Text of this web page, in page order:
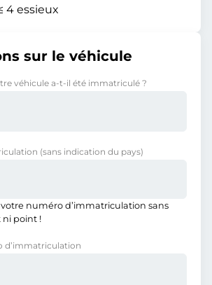
4 essieux
sur le véhicule
véhicule a-t-il été immatriculé ?
(sans indication du pays)
numéro d’immatriculation sans
ni point !
d’immatriculation